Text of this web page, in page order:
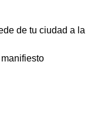
de tu ciudad a la